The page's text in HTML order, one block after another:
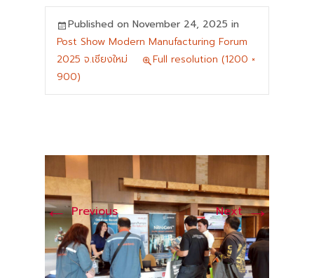
Published on November 24, 2025 in
Post Show Modern Manufacturing Forum
2025 จ.เชียงใหม่
Full resolution (1200 ×
900)
←Previous Next→